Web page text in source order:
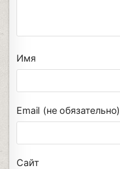
Имя
Email (не обязательно)
Сайт